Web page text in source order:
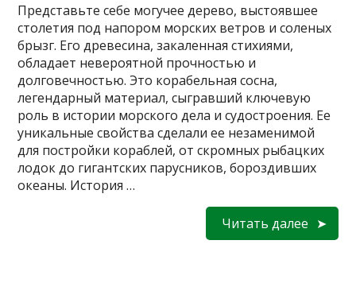
Представьте себе могучее дерево, выстоявшее
столетия под напором морских ветров и соленых
брызг. Его древесина, закаленная стихиями,
обладает невероятной прочностью и
долговечностью. Это корабельная сосна,
легендарный материал, сыгравший ключевую
роль в истории морского дела и судостроения. Ее
уникальные свойства сделали ее незаменимой
для постройки кораблей, от скромных рыбацких
лодок до гигантских парусников, бороздивших
океаны. История …
Читать далее